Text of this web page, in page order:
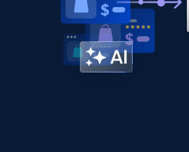
2.1K+ 375+
Amazon products global